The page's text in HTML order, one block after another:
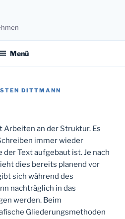
Menü
DITTMANN
Arbeiten an der Struktur. Es
immer wieder
der Text aufgebaut ist. Je nach
dies bereits planend vor
sich während des
nachträglich in das
werden. Beim
Gliederungsmethoden